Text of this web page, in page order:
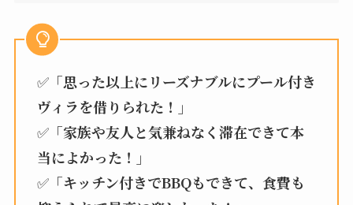
✅「思った以上にリーズナブルにプール付き
ヴィラを借りられた！」
✅「家族や友人と気兼ねなく滞在できて本
当によかった！」
✅「キッチン付きでBBQもできて、食費も